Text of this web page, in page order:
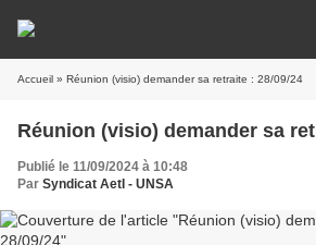
Accueil » Réunion (visio) demander sa retraite : 28/09/24
Réunion (visio) demander sa
Publié le 11/09/2024 à 10:48
Par Syndicat AetI - UNSA